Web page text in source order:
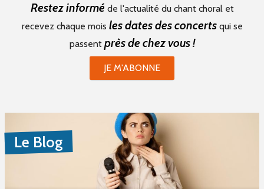
Restez informé de l'actualité du chant choral et
recevez chaque mois les dates des concertsqui se
passent près de chez vous !
JE M'ABONNE
Le Blog